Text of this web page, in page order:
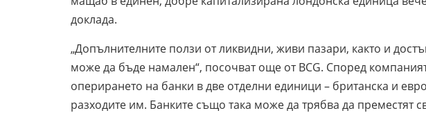
доклада.
„Допълнителните ползи от ликвидни, живи пазари, както и
може да бъде намален“, посочват още от BCG. Според
оперирането на банки в две отделни единици – британска и
разходите им. Банките също така може да трябва да преместят